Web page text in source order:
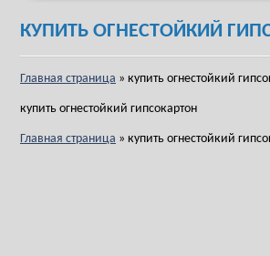
КУПИТЬ ОГНЕСТОЙКИЙ
Главная страница » купить огнестойкий
купить огнестойкий гипсокартон
Главная страница » купить огнестойкий